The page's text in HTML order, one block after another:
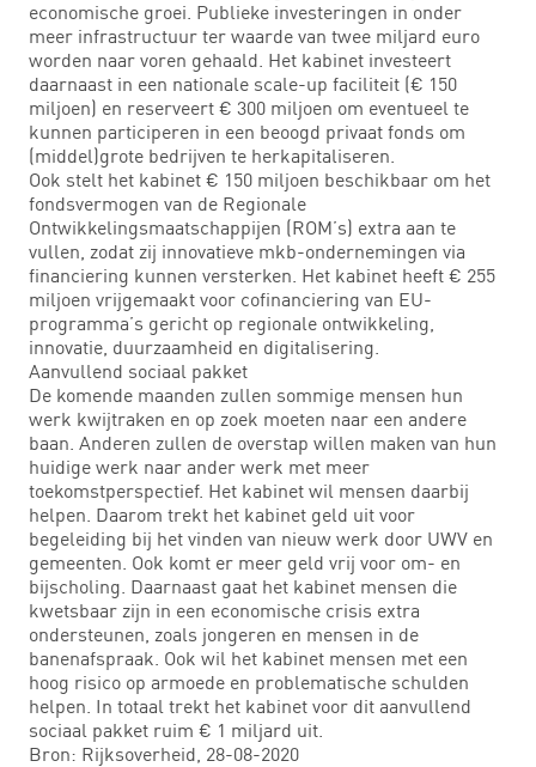
economische groei. Publieke investeringen in onder
meer infrastructuur ter waarde van twee miljard euro
worden naar voren gehaald. Het kabinet investeert
daarnaast in een nationale scale-up faciliteit (€ 150
miljoen) en reserveert € 300 miljoen om eventueel te
kunnen participeren in een beoogd privaat fonds om
(middel)grote bedrijven te herkapitaliseren.
Ook stelt het kabinet € 150 miljoen beschikbaar om het
fondsvermogen van de Regionale
Ontwikkelingsmaatschappijen (ROM’s) extra aan te
vullen, zodat zij innovatieve mkb-ondernemingen via
financiering kunnen versterken. Het kabinet heeft € 255
miljoen vrijgemaakt voor cofinanciering van EU-
programma’s gericht op regionale ontwikkeling,
innovatie, duurzaamheid en digitalisering.
Aanvullend sociaal pakket
De komende maanden zullen sommige mensen hun
werk kwijtraken en op zoek moeten naar een andere
baan. Anderen zullen de overstap willen maken van hun
huidige werk naar ander werk met meer
toekomstperspectief. Het kabinet wil mensen daarbij
helpen. Daarom trekt het kabinet geld uit voor
begeleiding bij het vinden van nieuw werk door UWV en
gemeenten. Ook komt er meer geld vrij voor om- en
bijscholing. Daarnaast gaat het kabinet mensen die
kwetsbaar zijn in een economische crisis extra
ondersteunen, zoals jongeren en mensen in de
banenafspraak. Ook wil het kabinet mensen met een
hoog risico op armoede en problematische schulden
helpen. In totaal trekt het kabinet voor dit aanvullend
sociaal pakket ruim € 1 miljard uit.
Bron: Rijksoverheid, 28-08-2020